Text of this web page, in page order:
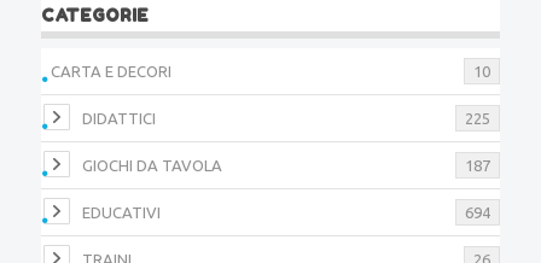
CATEGORIE
CARTA E DECORI 10
DIDATTICI 225
GIOCHI DA TAVOLA 187
EDUCATIVI 694
TRAINI 26